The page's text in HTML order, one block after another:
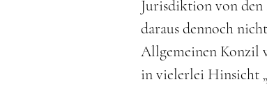
Jurisdiktion von den
daraus dennoch
Allgemeinen Konzil
in vielerlei Hinsicht „